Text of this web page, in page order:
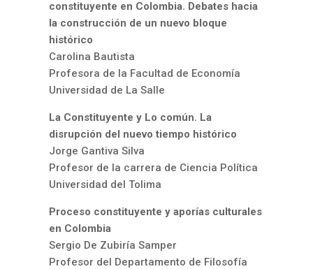
constituyente en Colombia. Debates hacia
la construcción de un nuevo bloque
histórico
Carolina Bautista
Profesora de la Facultad de Economía
Universidad de La Salle
La Constituyente y Lo común. La
disrupción del nuevo tiempo histórico
Jorge Gantiva Silva
Profesor de la carrera de Ciencia Política
Universidad del Tolima
Proceso constituyente y aporías culturales
en Colombia
Sergio De Zubiría Samper
Profesor del Departamento de Filosofía